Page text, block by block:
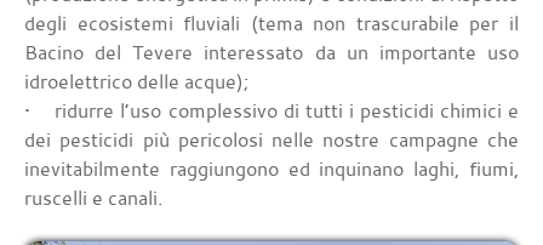
degli ecosistemi fluviali (tema non trascurabile per il
Bacino del Tevere interessato da un importante uso
idroelettrico delle acque);
• ridurre l’uso complessivo di tutti i pesticidi chimici e
dei pesticidi più pericolosi nelle nostre campagne che
inevitabilmente raggiungono ed inquinano laghi, fiumi,
ruscelli e canali.